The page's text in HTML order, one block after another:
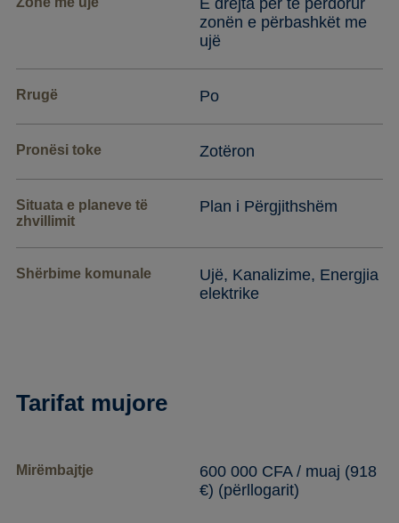
E drejta për të përdorur
zonën e përbashkët me
ujë
Rrugë Po
Pronësi toke Zotëron
Situata e planeve të
zhvillimit
Plan i Përgjithshëm
Shërbime komunale
Ujë, Kanalizime, Energjia
elektrike
Tarifat mujore
Mirëmbajtje
600 000 CFA / muaj (918
€) (përllogarit)